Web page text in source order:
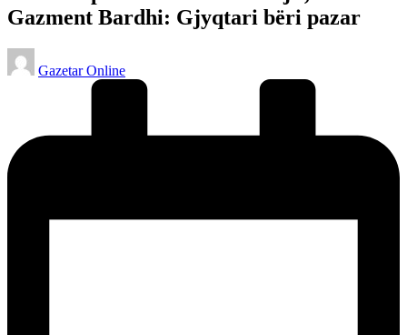
Gazment Bardhi: Gjyqtari bëri pazar
Posted
by
Gazetar Online